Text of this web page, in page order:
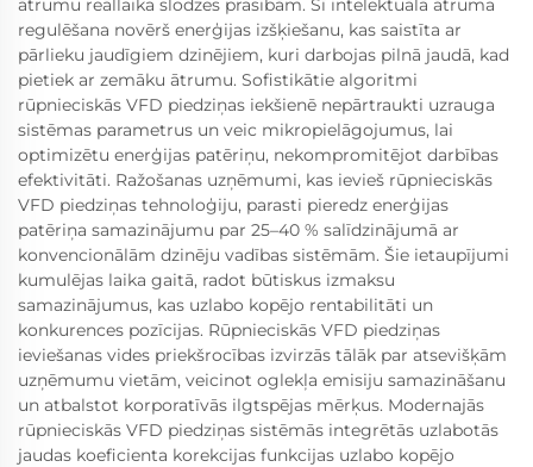
ātrumu reāllaika slodzes prasībām. Šī intelektuālā ātruma
regulēšana novērš enerģijas izšķiešanu, kas saistīta ar
pārlieku jaudīgiem dzinējiem, kuri darbojas pilnā jaudā, kad
pietiek ar zemāku ātrumu. Sofistikātie algoritmi
rūpnieciskās VFD piedziņas iekšienē nepārtraukti uzrauga
sistēmas parametrus un veic mikropielāgojumus, lai
optimizētu enerģijas patēriņu, nekompromitējot darbības
efektivitāti. Ražošanas uzņēmumi, kas ievieš rūpnieciskās
VFD piedziņas tehnoloģiju, parasti pieredz enerģijas
patēriņa samazinājumu par 25–40 % salīdzinājumā ar
konvencionālām dzinēju vadības sistēmām. Šie ietaupījumi
kumulējas laika gaitā, radot būtiskus izmaksu
samazinājumus, kas uzlabo kopējo rentabilitāti un
konkurences pozīcijas. Rūpnieciskās VFD piedziņas
ieviešanas vides priekšrocības izvirzās tālāk par atsevišķām
uzņēmumu vietām, veicinot oglekļa emisiju samazināšanu
un atbalstot korporatīvās ilgtspējas mērķus. Modernajās
rūpnieciskās VFD piedziņas sistēmās integrētās uzlabotās
jaudas koeficienta korekcijas funkcijas uzlabo kopējo